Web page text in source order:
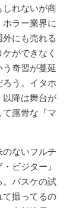
しれないが商
ラー業界に
にも売れる
ができなく
奇習が蔓延
う。イタホ
降は舞台が
露骨な『マ
ないフルチ
ビジター』
バスケの試
撮ってるの